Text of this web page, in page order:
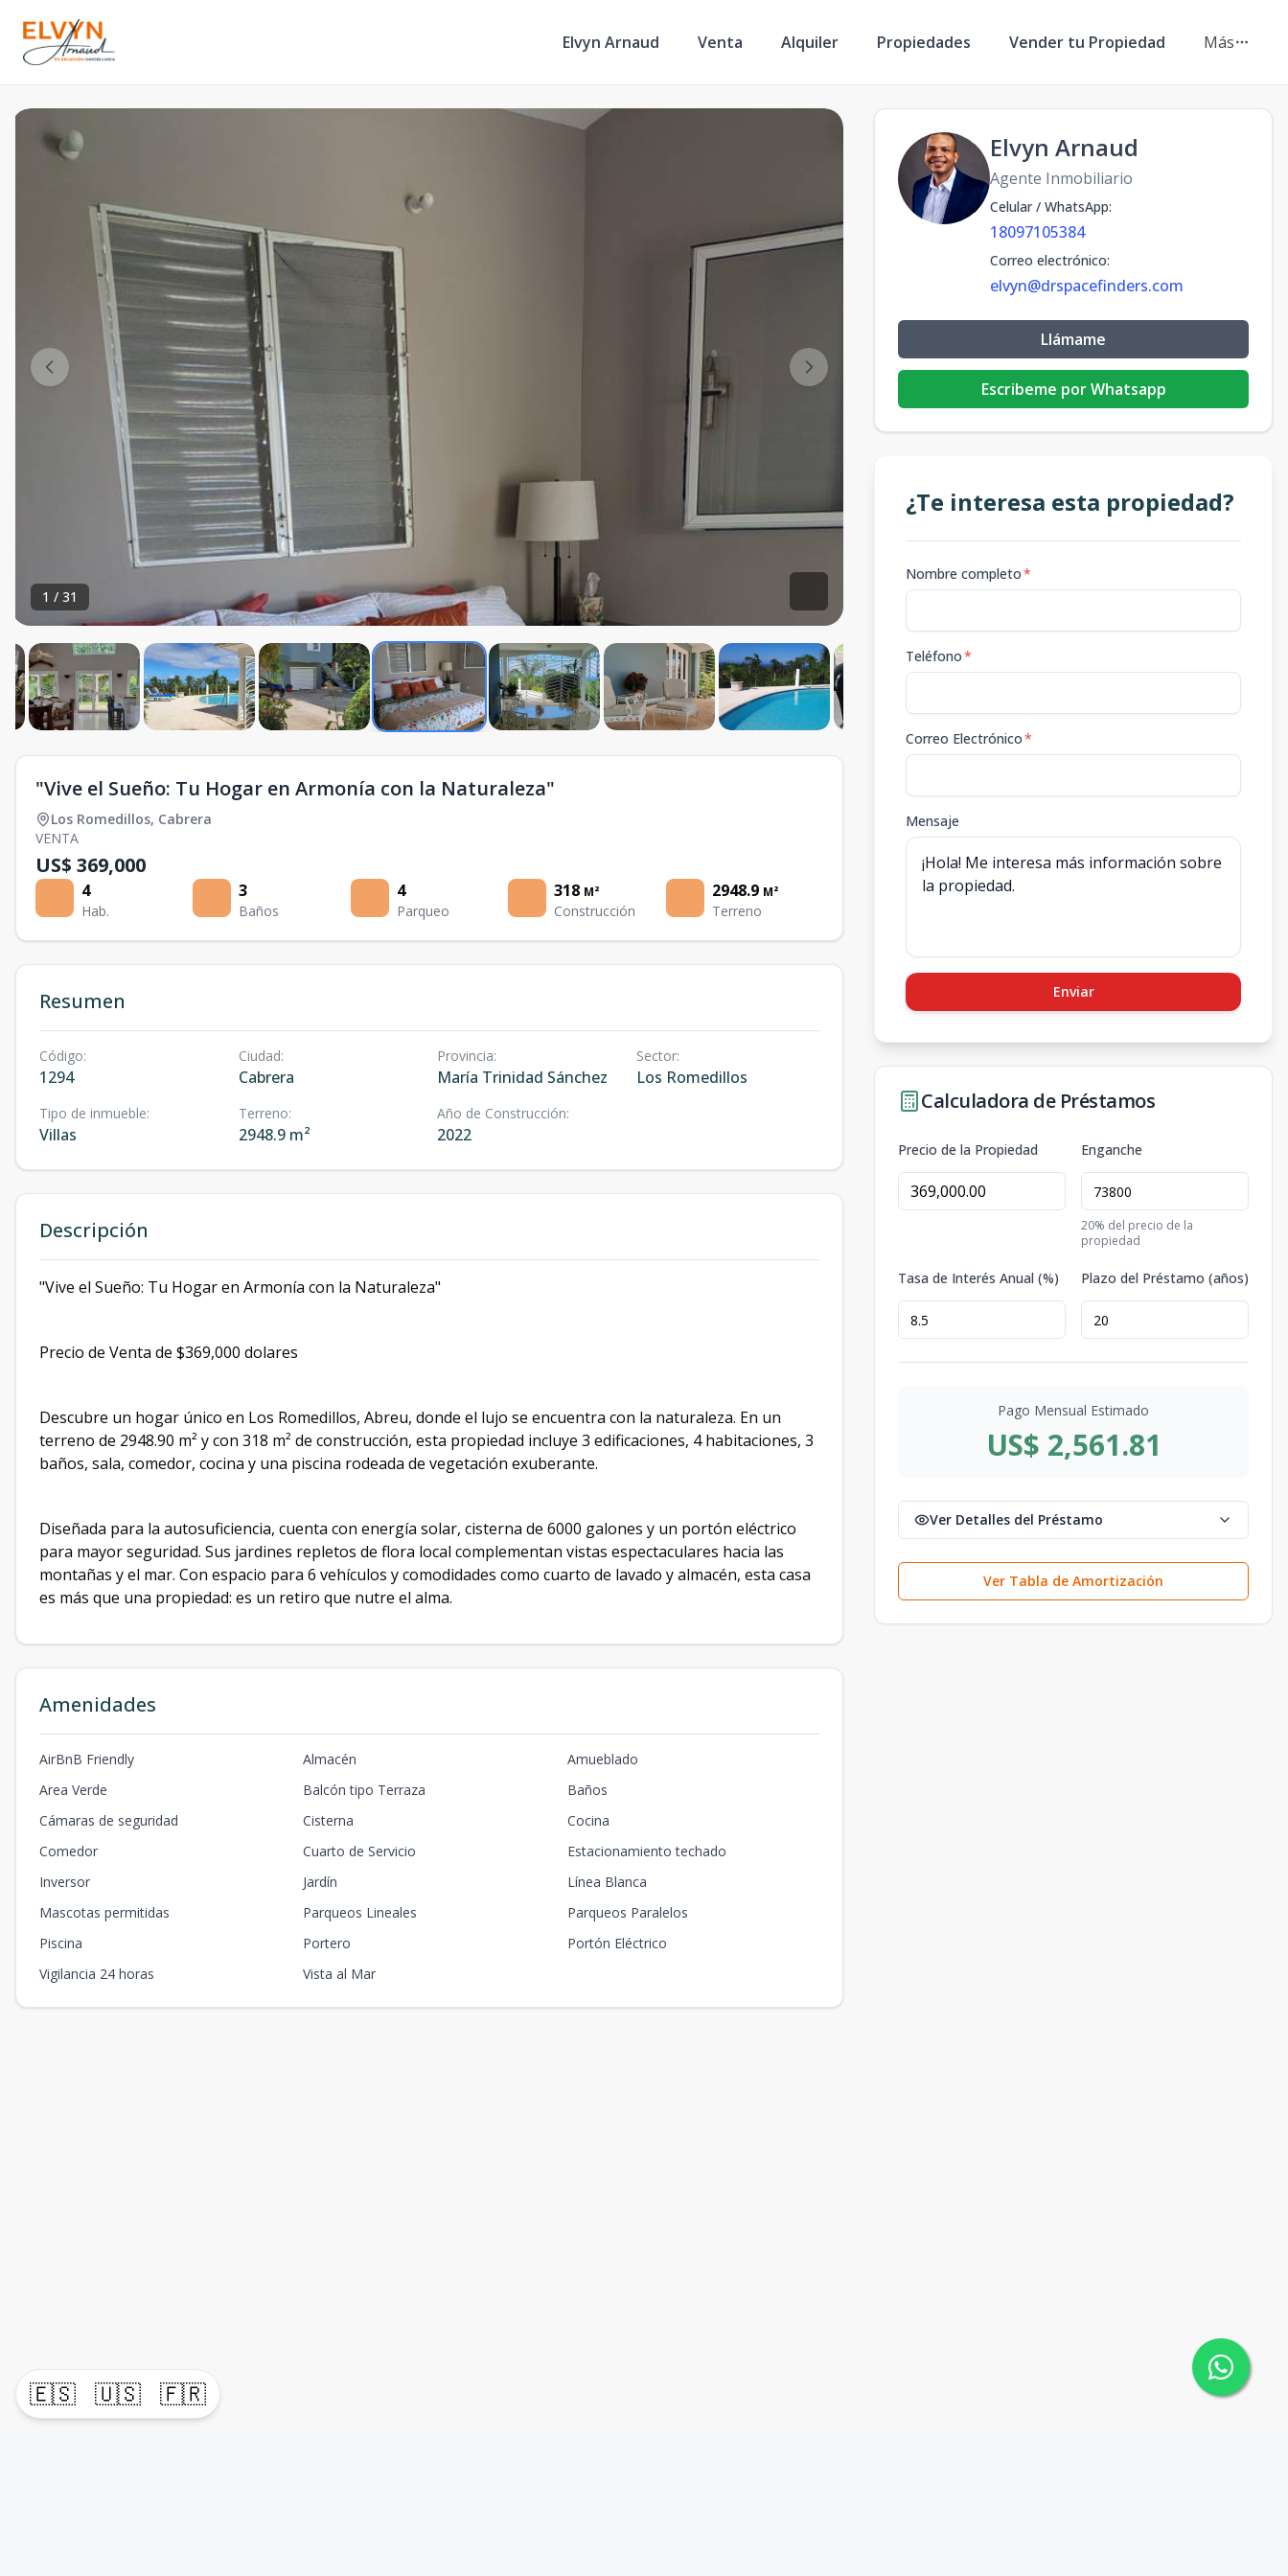
🇪🇸 🇺🇸 🇫🇷
Elvyn Arnaud Venta Alquiler Propiedades Vender tu Propiedad Más
1 / 31
"Vive el Sueño: Tu Hogar en Armonía con la Naturaleza"
Los Romedillos, Cabrera
VENTA
US$ 369,000
4
Hab.
3
Baños
4
Parqueo
318 M²
Construcción
2948.9 M²
Terreno
Resumen
Código:
1294
Ciudad:
Cabrera
Provincia:
María Trinidad Sánchez
Sector:
Los Romedillos
Tipo de inmueble:
Villas
Terreno:
2948.9 m²
Año de Construcción:
2022
Descripción
"Vive el Sueño: Tu Hogar en Armonía con la Naturaleza"
Precio de Venta de $369,000 dolares
Descubre un hogar único en Los Romedillos, Abreu, donde el lujo se encuentra con la naturaleza. En un
terreno de 2948.90 m² y con 318 m² de construcción, esta propiedad incluye 3 edificaciones, 4 habitaciones, 3
baños, sala, comedor, cocina y una piscina rodeada de vegetación exuberante.
Diseñada para la autosuficiencia, cuenta con energía solar, cisterna de 6000 galones y un portón eléctrico
para mayor seguridad. Sus jardines repletos de flora local complementan vistas espectaculares hacia las
montañas y el mar. Con espacio para 6 vehículos y comodidades como cuarto de lavado y almacén, esta casa
es más que una propiedad: es un retiro que nutre el alma.
Amenidades
AirBnB Friendly Almacén
Amueblado
Area Verde
Balcón tipo Terraza
Baños
Cámaras de seguridad
Cisterna
Cocina
Comedor
Cuarto de Servicio
Estacionamiento techado
Inversor
Jardín
Línea Blanca
Mascotas permitidas
Parqueos Lineales
Parqueos Paralelos
Piscina
Portero
Portón Eléctrico
Vigilancia 24 horas
Vista al Mar
Elvyn Arnaud
Agente Inmobiliario
Celular / WhatsApp:
18097105384
Correo electrónico:
elvyn@drspacefinders.com
Llámame
Escribeme por Whatsapp
¿Te interesa esta propiedad?
Nombre completo*
Teléfono*
Correo Electrónico*
Mensaje
Enviar
Calculadora de Préstamos
Precio de la Propiedad Enganche
20% del precio de la
propiedad
Tasa de Interés Anual (%) Plazo del Préstamo (años)
Pago Mensual Estimado
US$ 2,561.81
Ver Detalles del Préstamo
Ver Tabla de Amortización